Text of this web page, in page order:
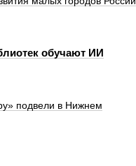
обучают ИИ
подвели в Нижнем